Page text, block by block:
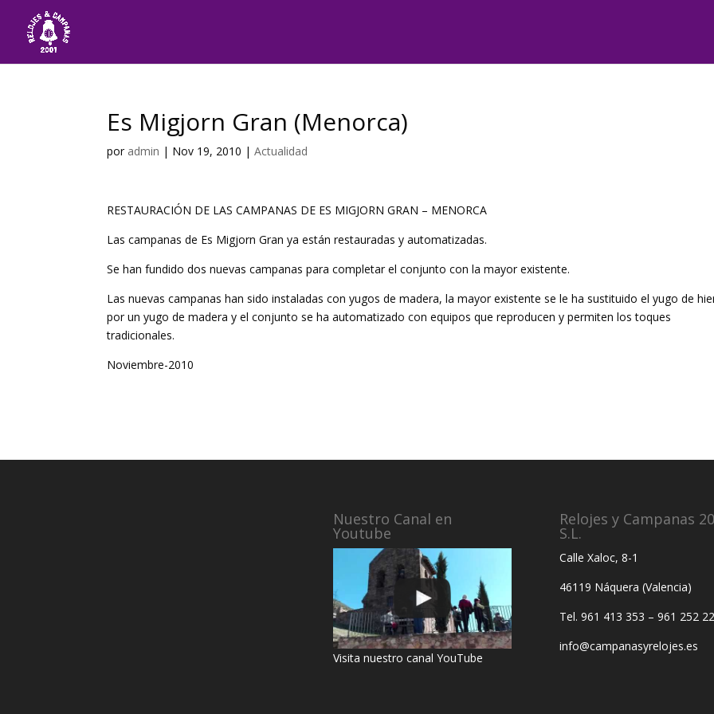
Es Migjorn Gran (Menorca)
por admin | Nov 19, 2010 |Actualidad
RESTAURACIÓN DE LAS CAMPANAS DE ES MIGJORN GRAN – MENORCA
Las campanas de Es Migjorn Gran ya están restauradas y automatizadas.
Se han fundido dos nuevas campanas para completar el conjunto con la mayor existente.
Las nuevas campanas han sido instaladas con yugos de madera, la mayor existente se le ha sustituido el yugo de
por un yugo de madera y el conjunto se ha automatizado con equipos que reproducen y permiten los toques
tradicionales.
Noviembre-2010
Nuestro Canal en
Youtube
Visita nuestro canal YouTube
Relojes y Campanas
S.L.
Calle Xaloc, 8-1
46119 Náquera (Valencia)
Tel. 961 413 353 – 961 252
info@campanasyrelojes.es